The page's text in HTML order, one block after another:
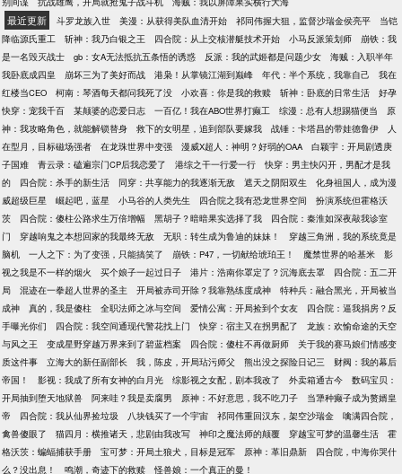
最近更新 斗罗龙族入世 美漫：从获得美队血清开始 祁同伟握大狙，监督沙瑞金侯亮平
当铠
降临源氏重工
斩神：我乃白银之王 四合院：从上交核潜艇技术开始 小马反派策划师
崩铁：我
是一名毁灭战士
gb：女A无法抵抗五条悟的诱惑 反派：我的武姬都是问题少女
海贼：入职半年
我卧底成四皇
崩坏三为了美好而战 港枭！从掌镜江湖到巅峰 年代：半个系统，我靠自己
我在
红楼当CEO
柯南：琴酒每天都问我死了没 小欢喜：你是我的救赎 斩神：卧底的日常生活
好孕
快穿：宠我千百
某颠婆的恋爱日志 一百亿！我在ABO世界打癫工 综漫：总有人想踢猫便当
原
神：我攻略角色，就能解锁替身
救下的女明星，追到部队要嫁我 战锤：卡塔昌的带娃德鲁伊
人
在型月，目标磁场强者
在龙珠世界中变强 漫威X超人：神明？好弱的OAA
白颖宇：开局剧透庚
子国难
青云录：磕遍宗门CP后我恋爱了 港综之干一行爱一行
快穿：男主快闪开，男配才是我
的
四合院：杀手的新生活 同穿：共享能力的我逐渐无敌 遮天之阴阳双生
化身祖国人，成为漫
威超级巨星
崛起吧，蓝星 小马谷的人类先生 四合院之我有恐龙世界空间
扮演系统但霍格沃
茨
四合院：傻柱公路求生万倍增幅 黑胡子？暗暗果实选择了我
四合院：秦淮如深夜敲我诊室
门
穿越响鬼之本想回家的我最终无敌 无职：转生成为鲁迪的妹妹！
穿越三角洲，我的系统竟是
脑机
一人之下：为了变强，只能搞笑了 崩铁：P47，一切献给琥珀王！ 魔禁世界的哈基米
影
视之我是不一样的烟火
买个娘子一起过日子 港片：浩南你罩定了？沉海底去罩
四合院：五二开
局
混迹在一拳超人世界的圣主 开局被赤司开除？我靠熟练度成神
特种兵：融合黑光，开局被当
成神
真的，我是傻柱 全职法师之冰与空间 爱情公寓：开局捡到个女友
四合院：逼我捐房？反
手曝光你们
四合院：我空间通现代警花找上门 快穿：宿主又在拐男配了
龙族：欢愉命途的天空
与风之王
变成星野穿越万界来到了碧蓝档案 四合院：傻柱不再做厨师
关于我的赛马娘们情感变
质这件事
立海大的新任副部长 我，陈皮，开局玷污师父 熊出没之探险日记三
财阀：我的幕后
帝国！
影视：我成了所有女神的白月光 综影视之女配，剧本我改了 外卖箱通古今
数码宝贝：
开局抽到堕天地狱兽
阿来哇？我是卖腐男 原神：不好意思，我不吃刀子
当犟种癫子成为赘婿皇
帝
四合院：我从仙界捡垃圾 八块钱买了一个宇宙 祁同伟重回汉东，架空沙瑞金
噙满四合院，
禽兽傻眼了
猫四月：横推诸天，悲剧由我改写 神印之魔法师的颠覆 穿越宝可梦的温馨生活
霍
格沃茨：蝙蝠捕获手册
宝可梦：开局土狼犬，目标是冠军 原神：革旧鼎新
四合院，中海你哭什
么？没出息！
鸣潮，奇迹下的救赎 怪兽娘：一个真正的曼！